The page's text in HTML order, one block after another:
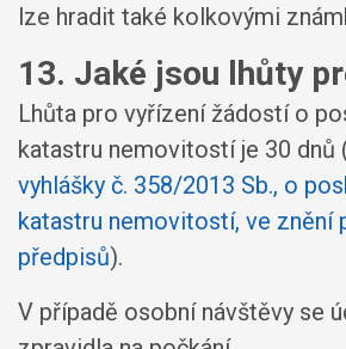
lze hradit také kolkovými
13. Jaké jsou lhůty
Lhůta pro vyřízení žádostí o
katastru nemovitostí je 30 dnů
vyhlášky č. 358/2013 Sb., o
katastru nemovitostí, ve znění
předpisů).
V případě osobní návštěvy se